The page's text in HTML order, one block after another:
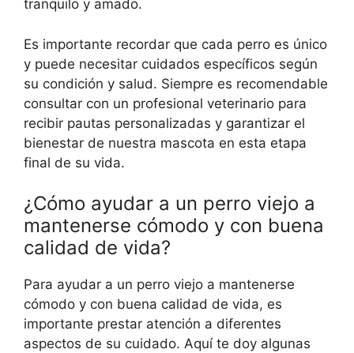
tranquilo y amado.
Es importante recordar que cada perro es único
y puede necesitar cuidados específicos según
su condición y salud. Siempre es recomendable
consultar con un profesional veterinario para
recibir pautas personalizadas y garantizar el
bienestar de nuestra mascota en esta etapa
final de su vida.
¿Cómo ayudar a un perro viejo a
mantenerse cómodo y con buena
calidad de vida?
Para ayudar a un perro viejo a mantenerse
cómodo y con buena calidad de vida, es
importante prestar atención a diferentes
aspectos de su cuidado. Aquí te doy algunas